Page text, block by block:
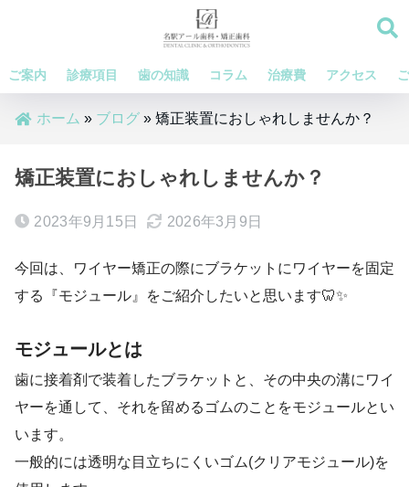
ご案内 診療項目 歯の知識 コラム 治療費 アクセス
ホーム » ブログ » 矯正装置におしゃれしませんか？
矯正装置におしゃれしませんか？
2023年9月15日 2026年3月9日
今回は、ワイヤー矯正の際にブラケットにワイヤーを固定
する『モジュール』をご紹介したいと思います🦷✨
モジュールとは
歯に接着剤で装着したブラケットと、その中央の溝にワイ
ヤーを通して、それを留めるゴムのことをモジュールとい
います。
一般的には透明な目立ちにくいゴム(クリアモジュール)を